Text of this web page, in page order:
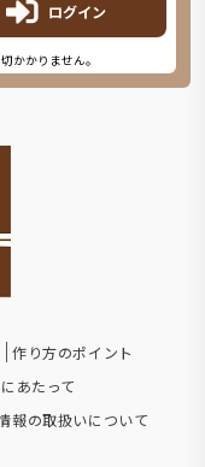
ログイン
かかりません。
作り方のポイント
あたって
報の取扱いについて